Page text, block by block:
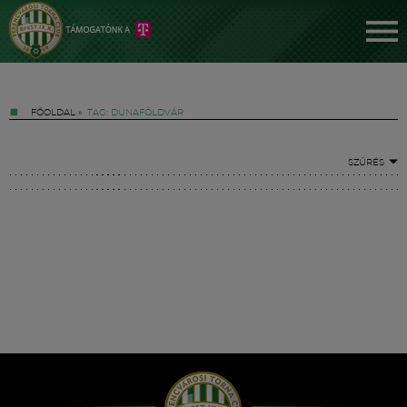
FŐOLDAL » TAG: DUNAFÖLDVÁR
SZŰRÉS
Hírek